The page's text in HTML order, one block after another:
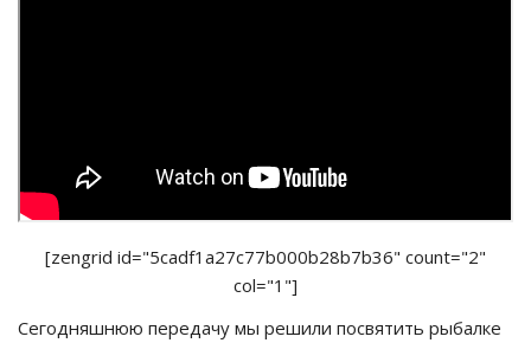
[zengrid id="5cadf1a27c77b000b28b7b36" count="2"
col="1"]
Сегодняшнюю передачу мы решили посвятить рыбалке